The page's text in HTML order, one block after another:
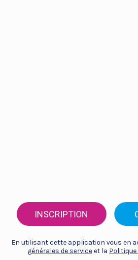
INSCRIPTION
En utilisant cette application vous en
générales de serviceet la